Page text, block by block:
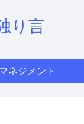
り言
ネジメント